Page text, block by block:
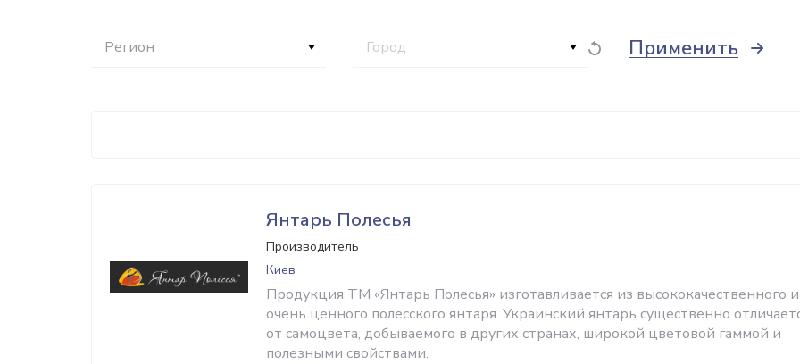
Регион Город Применить
Янтарь Полесья
Производитель
Киев
Продукция ТМ «Янтарь Полесья» изготавливается из высококачественного и
очень ценного полесского янтаря. Украинский янтарь существенно
от самоцвета, добываемого в других странах, широкой цветовой гаммой и
полезными свойствами.